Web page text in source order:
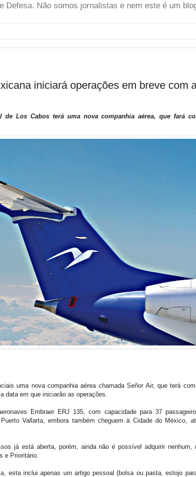
Defesa. Não somos jornalistas e nem este é um
iniciará operações em breve com
de Los Cabos terá uma nova companhia aérea, que fará
uma nova companhia aérea chamada Señor Air, que terá
data em que iniciarão as operações.
Embraer ERJ 135, com capacidade para 37
Vallarta, embora também cheguem à Cidade do México,
já está aberta, porém, ainda não é possível adquirir
e Prioritário.
esta inclui apenas um artigo pessoal (bolsa ou pasta, estojo